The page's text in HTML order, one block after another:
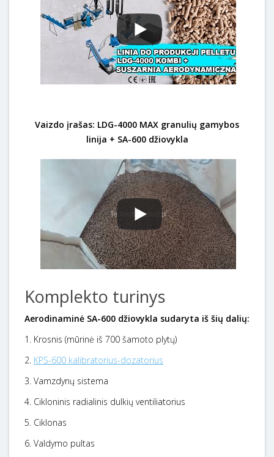
Vaizdo įrašas: LDG-4000 MAX granulių gamybos
linija + SA-600 džiovykla
Komplekto turinys
Aerodinaminė SA-600 džiovykla sudaryta iš šių dalių:
1. Krosnis (mūrinė iš 700 šamoto plytų)
2. KPS-600 kalibratorius-dozatorius
3. Vamzdynų sistema
4. Cikloninis radialinis dulkių ventiliatorius
5. Ciklonas
6. Valdymo pultas